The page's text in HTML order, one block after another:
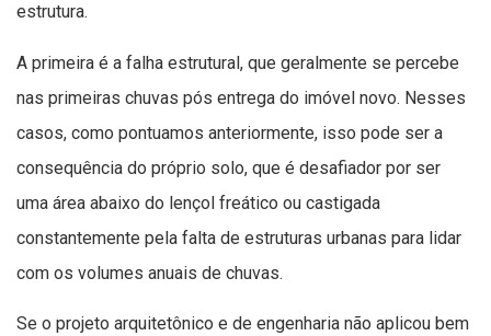
estrutura.
A primeira é a falha estrutural, que geralmente se percebe
nas primeiras chuvas pós entrega do imóvel novo. Nesses
casos, como pontuamos anteriormente, isso pode ser a
consequência do próprio solo, que é desafiador por ser
uma área abaixo do lençol freático ou castigada
constantemente pela falta de estruturas urbanas para lidar
com os volumes anuais de chuvas.
Se o projeto arquitetônico e de engenharia não aplicou bem